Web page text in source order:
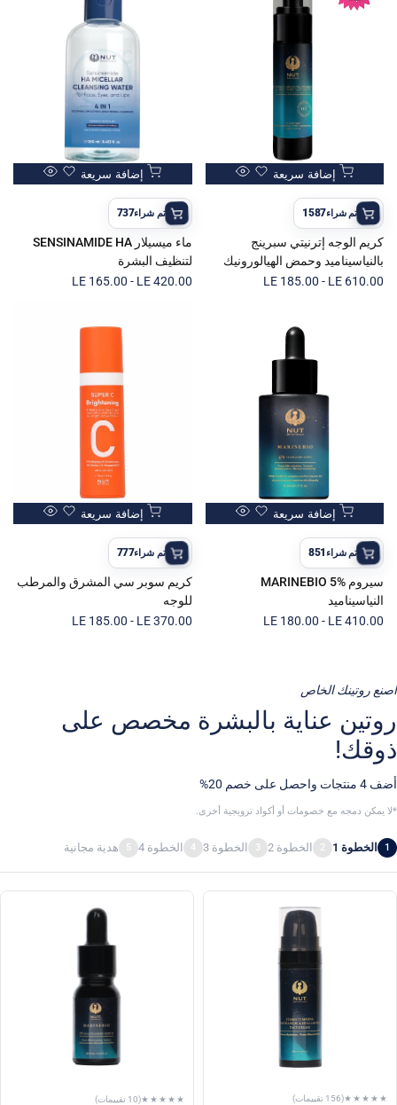
إضافة سريعة
أضف
نظرة
تم شراء1587
كريم الوجه إترنيتي سبرينج
بالنياسيناميد وحمض الهيالورونيك
سعر
LE 185.00 - LE 610.00
إضافة سريعة
أضف
نظرة
تم شراء737
ماء ميسيلار SENSINAMIDE HA
لتنظيف البشرة
سعر
LE 165.00 - LE 420.00
إضافة سريعة
أضف
نظرة
تم شراء851
سيروم MARINEBIO 5%
النياسيناميد
سعر
LE 180.00 - LE 410.00
إضافة سريعة
أضف
نظرة
تم شراء777
كريم سوبر سي المشرق والمرطب
للوجه
سعر
LE 185.00 - LE 370.00
اصنع روتينك الخاص
روتين عناية بالبشرة مخصص على
ذوقك!
أضف 4 منتجات واحصل على خصم 20%
*لا يمكن دمجه مع خصومات أو أكواد ترويجية أخرى.
1 الخطوة 1 2 الخطوة 2 3 الخطوة 3 4 الخطوة 4 5 هدية مجانية
★★★★★(156 تقييمات) ★★★★★(10 تقييمات)